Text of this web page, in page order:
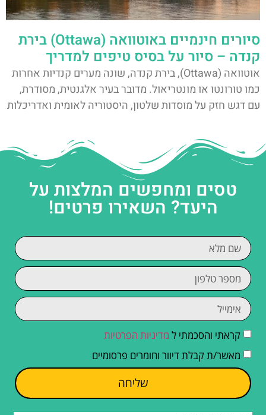
סיורים חינמיים באוטוואה (Ottawa) בירת
קנדה – סיור על בסיס טיפים למדריך
אוטוואה (Ottawa), בירת קנדה, שונה מערים קנדיות אחרות
כמו טורונטו או מונטריאול. מדובר בעיר אלגנטית, מסודרת,
עם דגש חזק על מוסדות שלטון, היסטוריה לאומית ואדריכלות
טסים ומחפשים המלצות על
היעד? השאירו פרטים!
קראתי והסכמתי ל מדיניות הפרטיות
מאשר/ת קבלת דיוור וחומרים פרסומיים
שליחה